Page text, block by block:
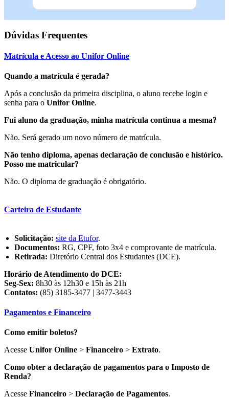
Dúvidas Frequentes
Matrícula e Acesso ao Unifor Online
Quando a matrícula é gerada?
Após a conclusão da primeira disciplina, o aluno recebe login e
senha para o Unifor Online.
Fui aluno da graduação, minha matrícula continua a mesma?
Não. Será gerado um novo número de matrícula.
Não tenho diploma, apenas declaração de conclusão e histórico.
Posso me matricular?
Não. O diploma de graduação é obrigatório.
Carteira de Estudante
Solicitação: site da Etufor.
Documentos: RG, CPF, foto 3x4 e comprovante de matrícula.
Retirada: Diretório Central dos Estudantes (DCE).
Horário de Atendimento do DCE:
Seg-Sex: 8h30 às 12h30 e 15h às 21h
Contatos: (85) 3185-3477 | 3477-3443
Pagamentos e Financeiro
Como emitir boletos?
Acesse Unifor Online > Financeiro > Extrato.
Como obter a declaração de pagamentos para o Imposto de
Renda?
Acesse Financeiro > Declaração de Pagamentos.